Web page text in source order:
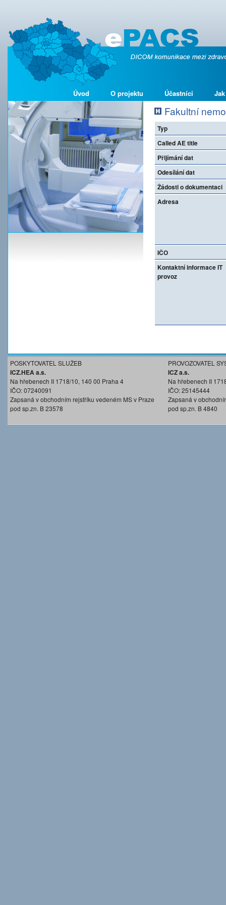
Úvod O projektu Účastníci
Fakultní
Typ
Called AE title
Přijímání dat
Odesílání dat
Žádosti o dokumentaci
Adresa
IČO
Kontaktní informace IT
provoz
POSKYTOVATEL SLUŽEB
ICZ.HEA a.s.
Na hřebenech II 1718/10, 140 00 Praha 4
IČO: 07240091
Zapsaná v obchodním rejstříku vedeném MS v Praze
pod sp.zn. B 23578
PROVOZOVATEL
ICZ a.s.
Na hřebenech II
IČO: 25145444
Zapsaná v
pod sp.zn. B 4840